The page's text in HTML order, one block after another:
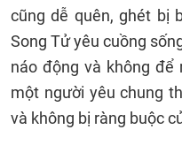
cũng dễ quên, ghét bị
Song Tử yêu cuồng
náo động và không
một người yêu chung
và không bị ràng buộc